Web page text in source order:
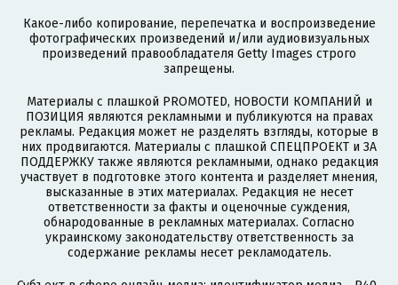
Какое-либо копирование, перепечатка и воспроизведение
фотографических произведений и/или аудиовизуальных
произведений правообладателя Getty Images строго
запрещены.
Материалы с плашкой PROMOTED, НОВОСТИ КОМПАНИЙ и
ПОЗИЦИЯ являются рекламными и публикуются на правах
рекламы. Редакция может не разделять взгляды, которые в
них продвигаются. Материалы с плашкой СПЕЦПРОЕКТ и ЗА
ПОДДЕРЖКУ также являются рекламными, однако редакция
участвует в подготовке этого контента и разделяет мнения,
высказанные в этих материалах. Редакция не несет
ответственности за факты и оценочные суждения,
обнародованные в рекламных материалах. Согласно
украинскому законодательству ответственность за
содержание рекламы несет рекламодатель.